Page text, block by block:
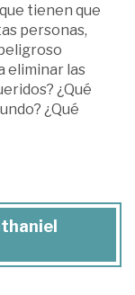
tienen que
personas,
eliminar las
¿Qué
¿Qué